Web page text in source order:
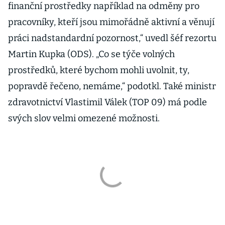
finanční prostředky například na odměny pro
pracovníky, kteří jsou mimořádně aktivní a věnují
práci nadstandardní pozornost,“ uvedl šéf rezortu
Martin Kupka (ODS). „Co se týče volných
prostředků, které bychom mohli uvolnit, ty,
popravdě řečeno, nemáme,“ podotkl. Také ministr
zdravotnictví Vlastimil Válek (TOP 09) má podle
svých slov velmi omezené možnosti.